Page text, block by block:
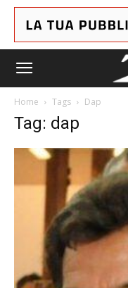
Home Tags Dap
Tag: dap